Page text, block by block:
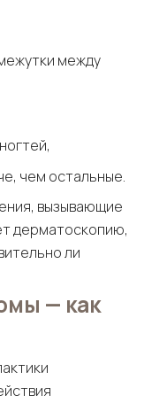
между
чем остальные.
вызывающие
дерматоскопию,
ли
— как